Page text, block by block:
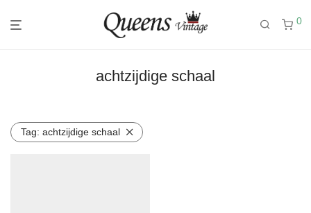
0
achtzijdige schaal
Tag: achtzijdige schaal